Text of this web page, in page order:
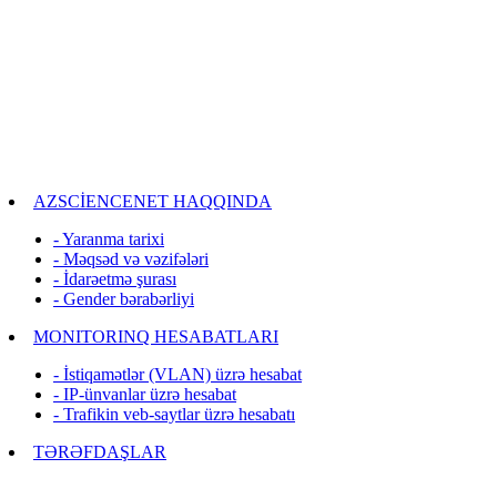
AZSCİENCENET HAQQINDA
- Yaranma tarixi
- Məqsəd və vəzifələri
- İdarəetmə şurası
- Gender bərabərliyi
MONITORINQ HESABATLARI
- İstiqamətlər (VLAN) üzrə hesabat
- IP-ünvanlar üzrə hesabat
- Trafikin veb-saytlar üzrə hesabatı
TƏRƏFDAŞLAR